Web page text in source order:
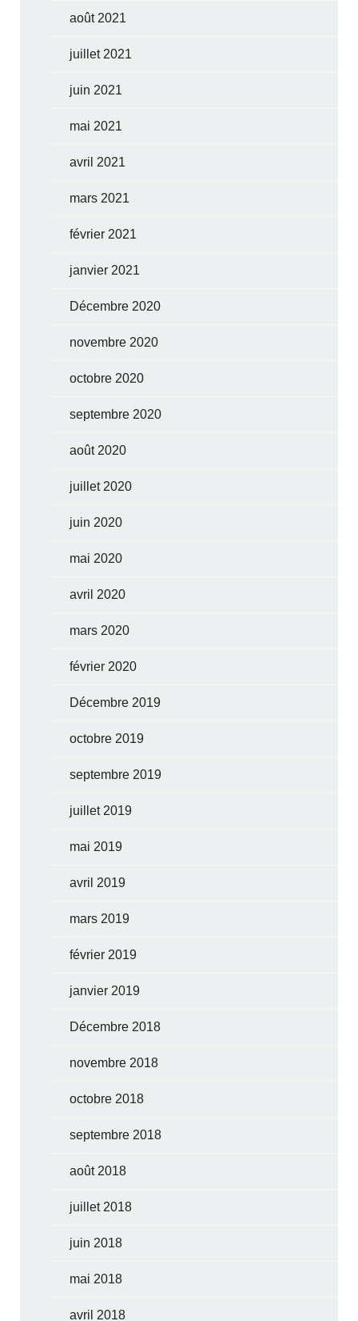
août 2021
juillet 2021
juin 2021
mai 2021
avril 2021
mars 2021
février 2021
janvier 2021
Décembre 2020
novembre 2020
octobre 2020
septembre 2020
août 2020
juillet 2020
juin 2020
mai 2020
avril 2020
mars 2020
février 2020
Décembre 2019
octobre 2019
septembre 2019
juillet 2019
mai 2019
avril 2019
mars 2019
février 2019
janvier 2019
Décembre 2018
novembre 2018
octobre 2018
septembre 2018
août 2018
juillet 2018
juin 2018
mai 2018
avril 2018